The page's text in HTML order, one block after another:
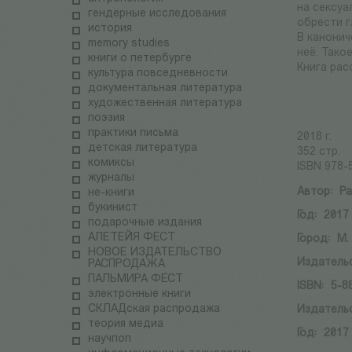
гендерные исследования
история
memory studies
книги о петербурге
культура повседневности
документальная литература
художественная литература
поэзия
практики письма
детская литература
комиксы
журналы
не-книги
букинист
подарочные издания
АЛЕТЕЙЯ ФЕСТ
НОВОЕ ИЗДАТЕЛЬСТВО
РАСПРОДАЖА
ПАЛЬМИРА ФЕСТ
электронные книги
СКЛАДская распродажа
теория медиа
научпоп
на
обрести
В
неё.
Книга
2018 г.
352 стр.
ISBN 978-
Автор:
Год:
2017
Город:
М.
ISBN:
5-
Год:
2017